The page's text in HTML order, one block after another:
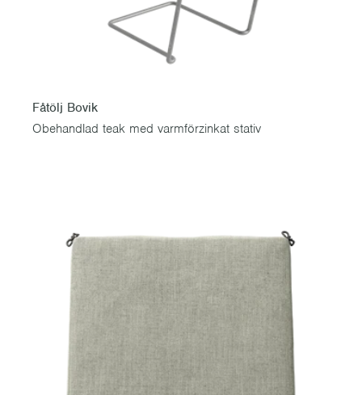
Fåtölj Bovik
Obehandlad teak med varmförzinkat stativ